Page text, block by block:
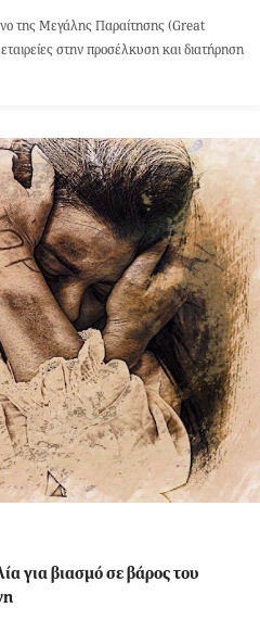
της Μεγάλης Παραίτησης (Great
στην προσέλκυση και διατήρηση
για βιασμό σε βάρος του